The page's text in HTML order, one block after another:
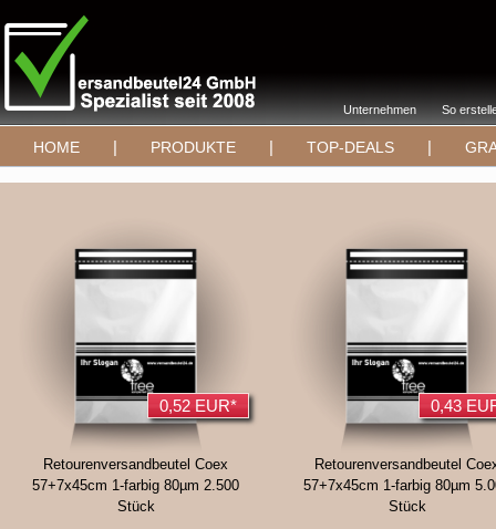
Unternehmen So
HOME | PRODUKTE | TOP-DEALS |
0,52 EUR*
Retourenversandbeutel Coex
57+7x45cm 1-farbig 80µm 2.500
Stück
0,43
Retourenversandbeutel
57+7x45cm 1-farbig 80µm
Stück